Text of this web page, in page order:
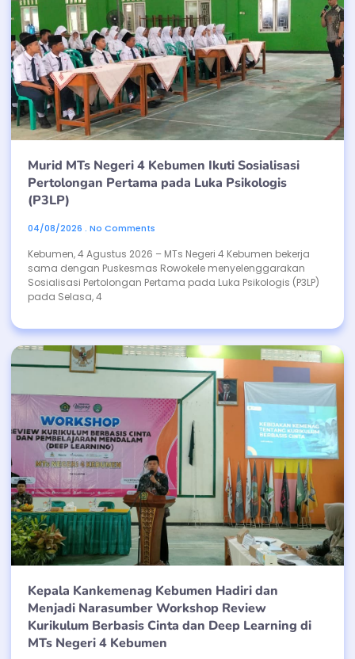
Murid MTs Negeri 4 Kebumen Ikuti Sosialisasi
Pertolongan Pertama pada Luka Psikologis
(P3LP)
04/08/2026 No Comments
Kebumen, 4 Agustus 2026 – MTs Negeri 4 Kebumen bekerja
sama dengan Puskesmas Rowokele menyelenggarakan
Sosialisasi Pertolongan Pertama pada Luka Psikologis (P3LP)
pada Selasa, 4
Kepala Kankemenag Kebumen Hadiri dan
Menjadi Narasumber Workshop Review
Kurikulum Berbasis Cinta dan Deep Learning di
MTs Negeri 4 Kebumen